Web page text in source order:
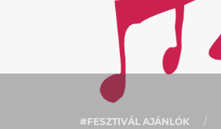
#FESZTIVÁL AJÁNLÓK /